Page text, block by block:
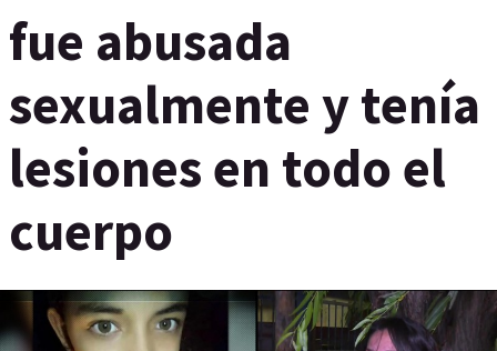
fue abusada
sexualmente y tenía
lesiones en todo el
cuerpo